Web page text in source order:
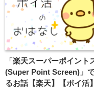
「楽天スーパーポイント
(Super Point Screen)」
るお話【楽天】【ポイ活